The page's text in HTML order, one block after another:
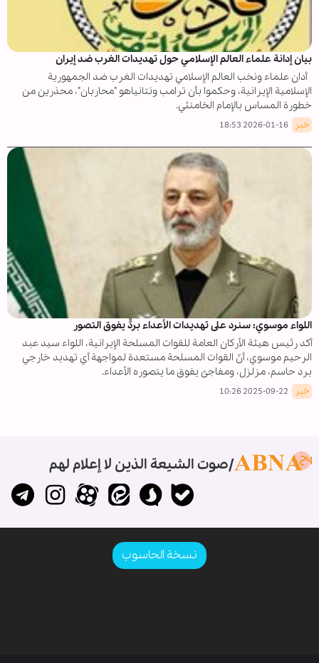
بيان إدانة علماء العالم الإسلامي حول تهديدات الغرب ضد إيران
أدان علماء ونخب العالم الإسلامي تهديدات الغرب ضد الجمهورية
الإسلامية الإيرانية، وحكموا بأن ترامب ونتانياهو "محاربان"، محذرين من
خطورة المساس بالإمام الخامنئي.
خبر 2026-01-16 18:53
اللواء موسوي: سنرد على تهديدات الأعداء بردٍّ يفوق التصور
أكد رئيس هيئة الأركان العامة للقوات المسلحة الإيرانية، اللواء سيد عبد
الرحيم موسوي، أنّ القوات المسلحة مستعدة لمواجهة أي تهديد خارجي
برد حاسم، مزلزل، ومفاجئ يفوق ما يتصوره الأعداء.
خبر 2025-09-22 10:26
صوت الشيعة الذين لا إعلام لهم
نسخة الحاسوب